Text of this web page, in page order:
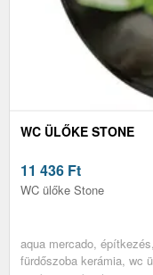
WC ÜLŐKE STONE
11 436 Ft
WC ülőke Stone
aqua mercado,
fürdőszoba kerámia, wc